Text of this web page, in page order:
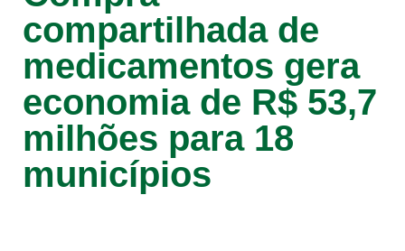
compartilhada de
medicamentos gera
economia de R$ 53,7
milhões para 18
municípios